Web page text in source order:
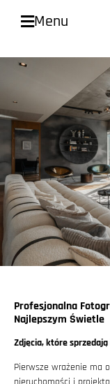
Menu
Profesjonalna
Najlepszym Świetle
Zdjęcia, które
Pierwsze wrażenie ma